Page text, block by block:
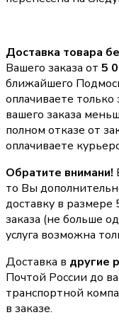
Доставка товара
Вашего заказа от 5
ближайшего
оплачиваете
вашего заказа
полном отказе от
оплачиваете
Обратите внимани!
то Вы
доставку в размере
заказа (не больше
услуга возможна
Доставка в другие
Почтой России до
транспортной
в заказе.